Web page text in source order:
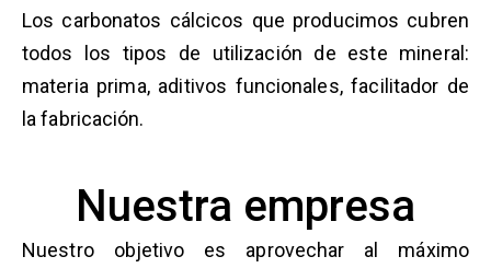
Los carbonatos cálcicos que producimos cubren
todos los tipos de utilización de este mineral:
materia prima, aditivos funcionales, facilitador de
la fabricación.
Nuestra empresa
Nuestro objetivo es aprovechar al máximo